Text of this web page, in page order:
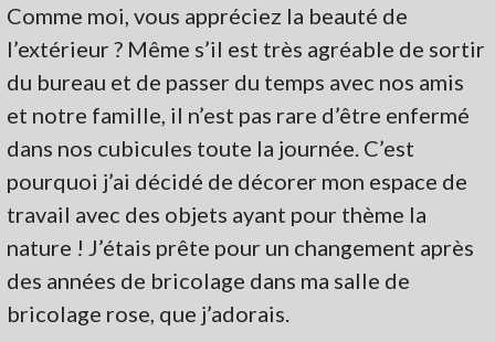
Comme moi, vous appréciez la beauté de
l’extérieur ? Même s’il est très agréable de sortir
du bureau et de passer du temps avec nos amis
et notre famille, il n’est pas rare d’être enfermé
dans nos cubicules toute la journée. C’est
pourquoi j’ai décidé de décorer mon espace de
travail avec des objets ayant pour thème la
nature ! J’étais prête pour un changement après
des années de bricolage dans ma salle de
bricolage rose, que j’adorais.